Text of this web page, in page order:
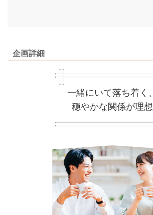
企画詳細
一緒にいて落ち着く、
穏やかな関係が理想